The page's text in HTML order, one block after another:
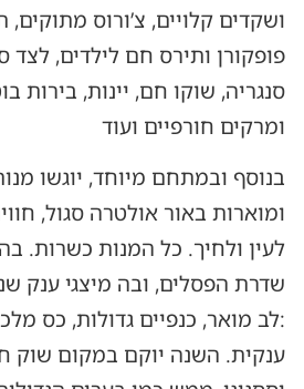
ושקדים קלויים, צ’ורוס
פופקורן ותירס חם לילדים, לצד
סנגריה, שוקו חם, יינות, בירות
ומרקים חורפיים ועוד
בנוסף ובמתחם מיוחד, יוגשו
ומוארות באור אולטרה סגול,
לעין ולחיך. כל המנות כשרות.
שדרת הפסלים, ובה מיצגי ענק
:לב מואר, כנפיים גדולות, כס
ענקית. השנה יוקם במקום שוק